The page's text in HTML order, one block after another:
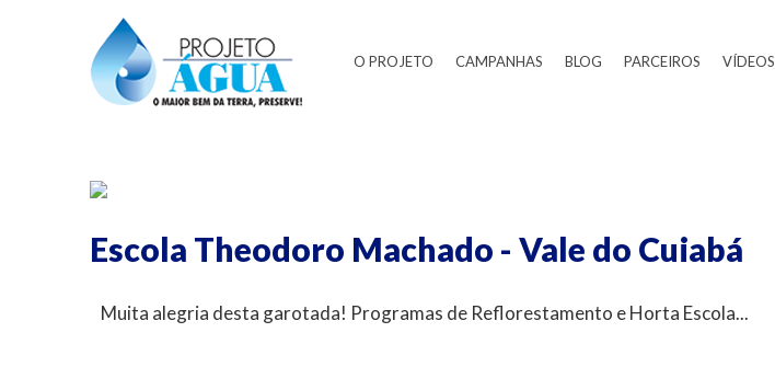
O PROJETO CAMPANHAS BLOG PARCEIROS VÍDEOS
Escola Theodoro Machado - Vale do Cuiabá
Muita alegria desta garotada! Programas de Reflorestamento e Horta Escola...